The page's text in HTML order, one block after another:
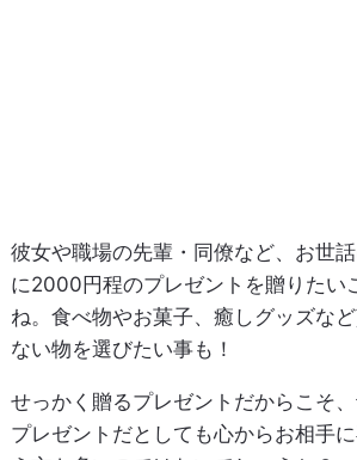
彼女や職場の先輩・同僚など、お世
に2000円程のプレゼントを贈りたい
ね。食べ物やお菓子、癒しグッズな
ない物を選びたい事も！
せっかく贈るプレゼントだからこそ
プレゼントだとしても心からお相手